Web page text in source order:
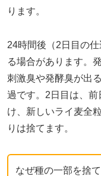
ります。
24時間後（2日目の
る場合があります。
刺激臭や発酵臭が出
過です。2日目は、
け、新しいライ麦全
りは捨てます。
なぜ種の一部を捨